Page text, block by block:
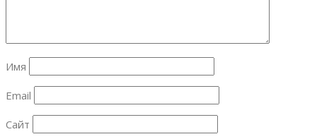
Имя
Email
Сайт